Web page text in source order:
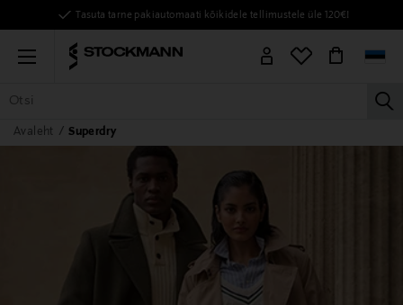
Tasuta tarne pakiautomaati kõikidele tellimustele üle 120€!
Menu
KÕIK TOOTED NAISED
Avaleht Superdry